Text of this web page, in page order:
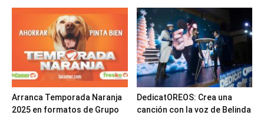
Arranca Temporada Naranja
2025 en formatos de Grupo
DedicatOREOS: Crea una
canción con la voz de Belinda